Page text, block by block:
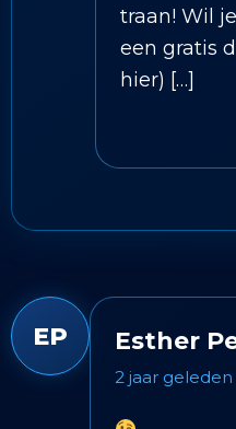
traan! Wil
een gratis
hier) […]
EP Esther
2 jaar geleden